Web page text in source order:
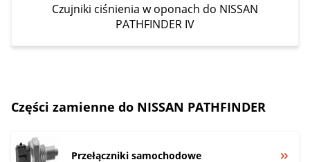
Czujniki ciśnienia w oponach do NISSAN
PATHFINDER IV
Części zamienne do NISSAN PATHFINDER
Przełączniki samochodowe